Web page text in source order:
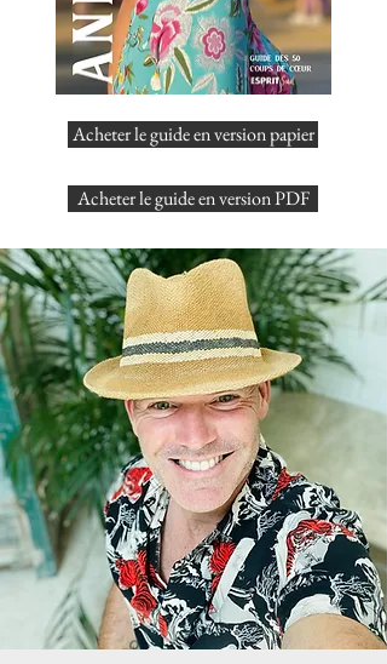
Acheter le guide en version papier
Acheter le guide en version PDF
Magazine Esprit Sud
(version papier)
Prix
3,99 €
3 +1 gratuit